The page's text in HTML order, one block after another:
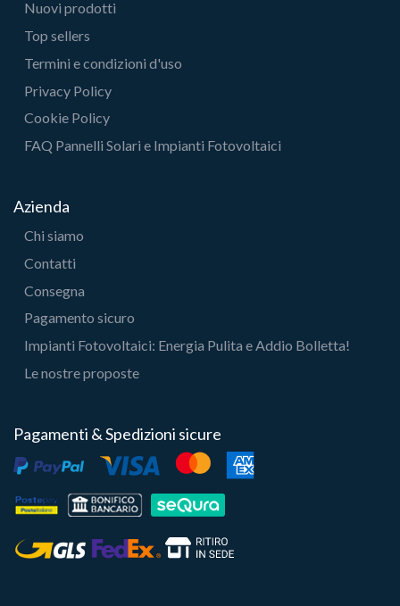
Nuovi prodotti
Top sellers
Termini e condizioni d'uso
Privacy Policy
Cookie Policy
FAQ Pannelli Solari e Impianti Fotovoltaici
Azienda
Chi siamo
Contatti
Consegna
Pagamento sicuro
Impianti Fotovoltaici: Energia Pulita e Addio Bolletta!
Le nostre proposte
Pagamenti & Spedizioni sicure